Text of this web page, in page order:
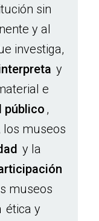
sin
y al
investiga,
y
e
público ,
los museos
y la
museos
ética y